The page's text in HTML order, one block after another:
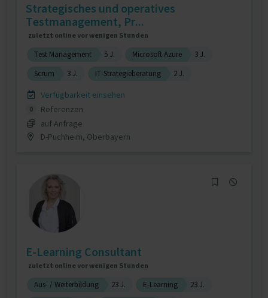
Strategisches und operatives
Testmanagement, Pr...
zuletzt online vor wenigen Stunden
Test Management 5 J. Microsoft Azure
3 J.
Scrum
3 J. IT-Strategieberatung 2 J.
Verfügbarkeit einsehen
0
Referenzen
auf Anfrage
D-Puchheim, Oberbayern
E-Learning Consultant
zuletzt online vor wenigen Stunden
Aus- / Weiterbildung 23 J. E-Learning
23 J.